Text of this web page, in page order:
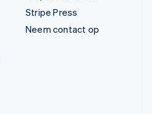
Stripe Press
Neem contact op